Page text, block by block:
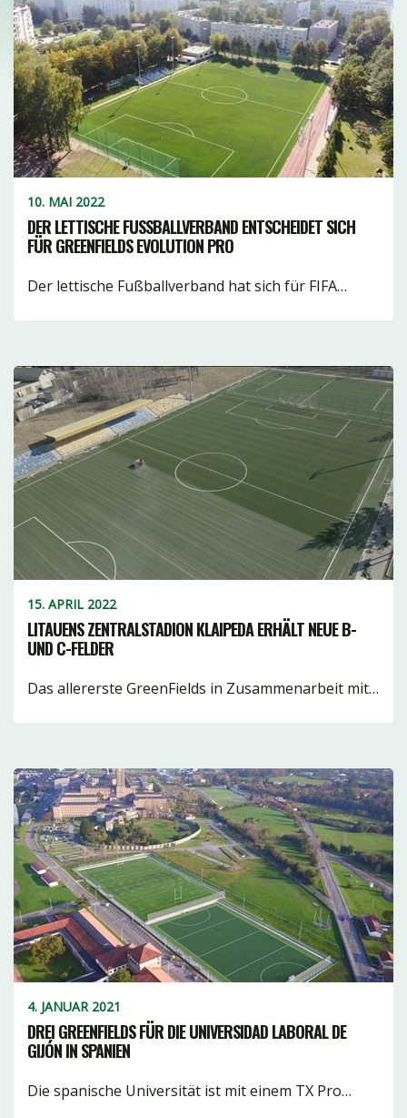
10. MAI 2022
DER LETTISCHE FUSSBALLVERBAND ENTSCHEIDET SICH F
ÜR GREENFIELDS EVOLUTION PRO
Der lettische Fußballverband hat sich für FIFA…
15. APRIL 2022
LITAUENS ZENTRALSTADION KLAIPEDA ERHÄLT NEUE B-
UND C-FELDER
Das allererste GreenFields in Zusammenarbeit mit…
4. JANUAR 2021
DREI GREENFIELDS FÜR DIE UNIVERSIDAD LABORAL DE
GIJÓN IN SPANIEN
Die spanische Universität ist mit einem TX Pro…